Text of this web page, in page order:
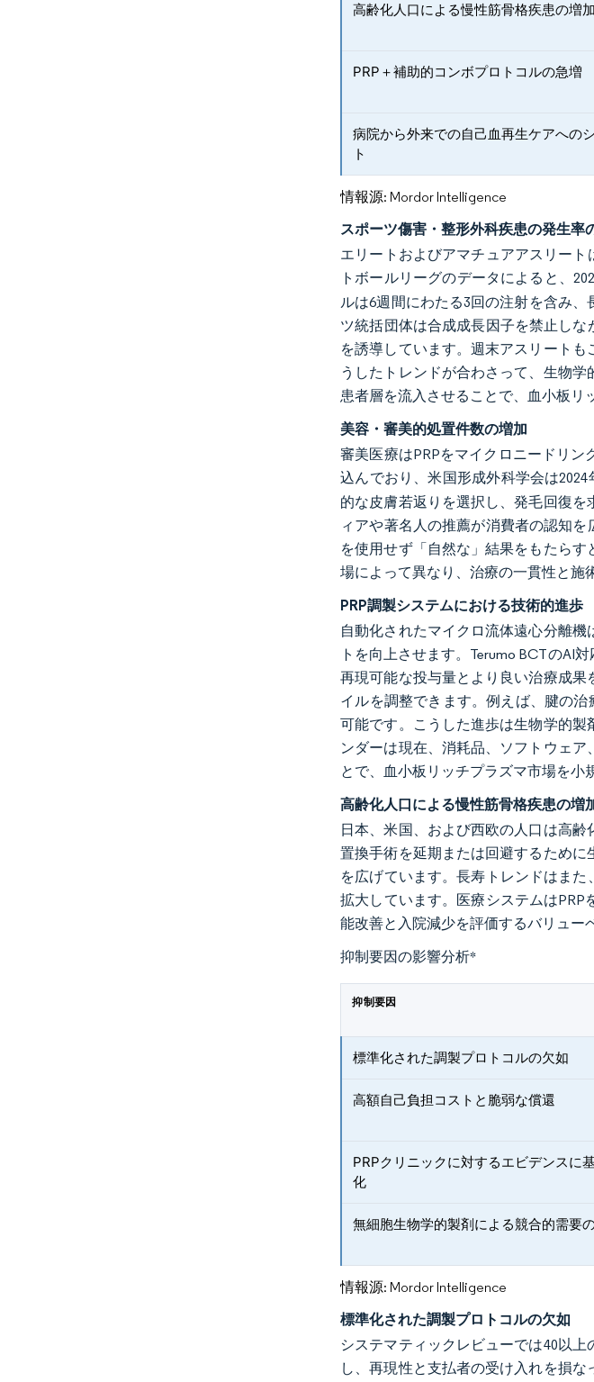
高齢化人口による慢性筋骨格疾患の増加
PRP＋補助的コンボプロトコルの急増
病院から外来での自己血再生ケアへの
ト
情報源: Mordor Intelligence
スポーツ傷害・整形外科疾患の発生率
エリートおよびアマチュアアスリー
トボールリーグのデータによると、
ルは6週間にわたる3回の注射を含み
ツ統括団体は合成成長因子を禁止し
を誘導しています。週末アスリート
うしたトレンドが合わさって、生物
患者層を流入させることで、血小板リ
美容・審美的処置件数の増加
審美医療はPRPをマイクロニードリ
込んでおり、米国形成外科学会は
的な皮膚若返りを選択し、発毛回復
ィアや著名人の推薦が消費者の認知
を使用せず「自然な」結果をもたら
場によって異なり、治療の一貫性と施
PRP調製システムにおける技術的進歩
自動化されたマイクロ流体遠心分離
トを向上させます。Terumo BCTのAI
再現可能な投与量とより良い治療成
イルを調整できます。例えば、腱の
可能です。こうした進歩は生物学的
ンダーは現在、消耗品、ソフトウェ
とで、血小板リッチプラズマ市場を小
高齢化人口による慢性筋骨格疾患の増
日本、米国、および西欧の人口は高
置換手術を延期または回避するため
を広げています。長寿トレンドはま
拡大しています。医療システムは
能改善と入院減少を評価するバリュー
抑制要因の影響分析*
抑制要因
標準化された調製プロトコルの欠如
高額自己負担コストと脆弱な償還
PRPクリニックに対するエビデンスに
化
無細胞生物学的製剤による競合的需要
情報源: Mordor Intelligence
標準化された調製プロトコルの欠如
システマティックレビューでは40以
し、再現性と支払者の受け入れを損